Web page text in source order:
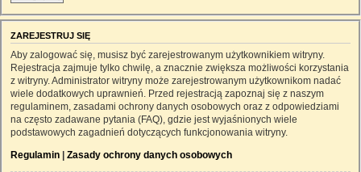
ZAREJESTRUJ SIĘ
Aby zalogować się, musisz być zarejestrowanym użytkownikiem witryny.
Rejestracja zajmuje tylko chwilę, a znacznie zwiększa możliwości korzystania
z witryny. Administrator witryny może zarejestrowanym użytkownikom nadać
wiele dodatkowych uprawnień. Przed rejestracją zapoznaj się z naszym
regulaminem, zasadami ochrony danych osobowych oraz z odpowiedziami
na często zadawane pytania (FAQ), gdzie jest wyjaśnionych wiele
podstawowych zagadnień dotyczących funkcjonowania witryny.
Regulamin | Zasady ochrony danych osobowych